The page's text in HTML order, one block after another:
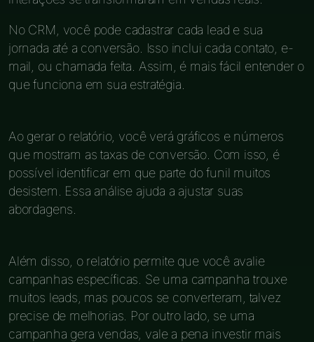
No CRM, você pode cadastrar cada lead e sua
jornada até a conversão. Isso inclui cada contato, e-
mail, ou chamada feita. Assim, é mais fácil entender o
que funciona em sua estratégia.
Ao gerar o relatório, você verá gráficos e números
que mostram as taxas de conversão. Com isso, é
possível identificar em que parte do funil muitos
desistem. Essa análise ajuda a ajustar suas
abordagens.
Além disso, o relatório permite que você avalie
campanhas específicas. Se uma campanha trouxe
muitos leads, mas poucos se converteram, talvez
precise de melhorias. Por outro lado, se uma
campanha gera vendas, vale a pena investir mais